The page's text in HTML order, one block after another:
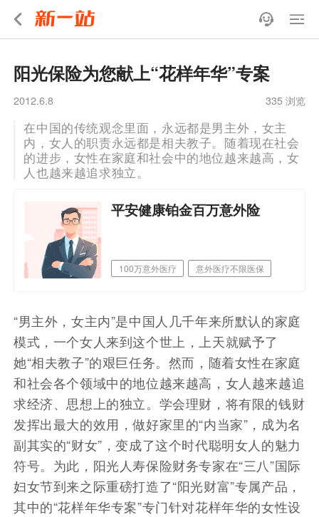
阳光保险为您献上“花样年华”专案
2012.6.8 335 浏览
在中国的传统观念里面，永远都是男主外，女主
内，女人的职责永远都是相夫教子。随着现在社会
的进步，女性在家庭和社会中的地位越来越高，女
人也越来越追求独立。
平安健康铂金百万意外险
100万意外医疗
意外医疗不限医保
“男主外，女主内”是中国人几千年来所默认的家庭
模式，一个女人来到这个世上，上天就赋予了
她“相夫教子”的艰巨任务。然而，随着女性在家庭
和社会各个领域中的地位越来越高，女人越来越追
求经济、思想上的独立。学会理财，将有限的钱财
发挥出最大的效用，做好家里的“内当家”，成为名
副其实的“财女”，变成了这个时代聪明女人的魅力
符号。为此，阳光人寿保险财务专家在“三八”国际
妇女节到来之际重磅打造了“阳光财富”专属产品，
其中的“花样年华专案”专门针对花样年华的女性设